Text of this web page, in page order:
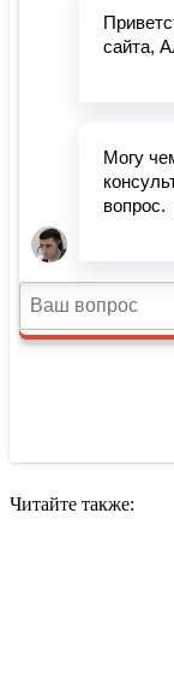
Читайте также: